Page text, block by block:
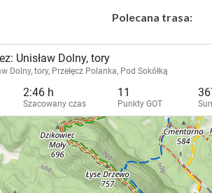
Polecana trasa: